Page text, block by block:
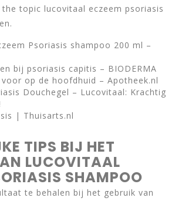
topic lucovitaal eczeem psoriasis
Psoriasis shampoo 200 ml –
bij psoriasis capitis – BIODERMA
op de hoofdhuid – Apotheek.nl
Douchegel – Lucovitaal: Krachtig
| Thuisarts.nl
TIPS BIJ HET
LUCOVITAAL
SHAMPOO
te behalen bij het gebruik van